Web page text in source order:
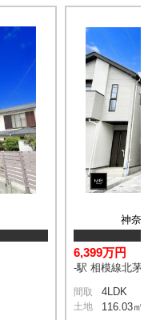
神奈
6,399万円
-駅 相模線北
間取 4LDK
土地 116.03㎡